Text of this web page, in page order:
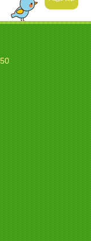
2021年4月24日
2021年4月4日
2020年12月11日